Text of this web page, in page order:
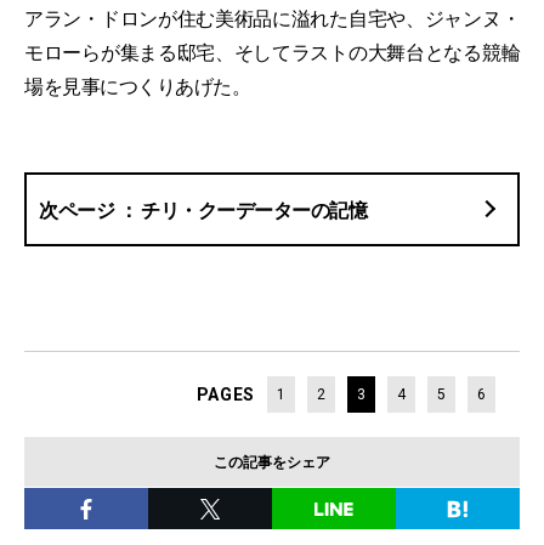
アラン・ドロンが住む美術品に溢れた自宅や、ジャンヌ・
モローらが集まる邸宅、そしてラストの大舞台となる競輪
場を見事につくりあげた。
チリ・クーデーターの記憶
PAGES 1 2 3 4 5 6
この記事をシェア